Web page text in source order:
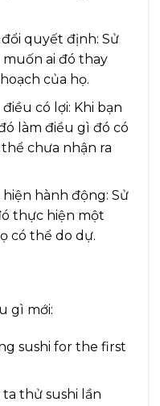
quyết định: Sử
ai đó thay
của họ.
có lợi: Khi bạn
làm điều gì đó có
chưa nhận ra
hành động: Sử
thực hiện một
có thể do dự.
gì mới:
sushi for the first
thử sushi lần